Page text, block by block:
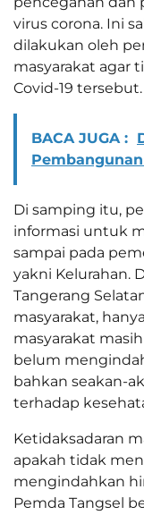
virus corona. Ini
dilakukan oleh
masyarakat agar
Covid-19 tersebut.
BACA JUGA :
Di samping itu,
informasi untuk
sampai pada
yakni Kelurahan.
Tangerang
masyarakat,
masyarakat
belum
bahkan seakan-
terhadap
Ketidaksadaran
apakah tidak
mengindahkan
Pemda Tangsel